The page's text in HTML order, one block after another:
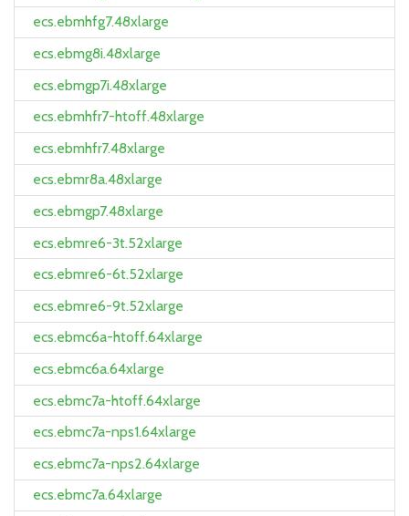
ecs.ebmhfg7.48xlarge
ecs.ebmg8i.48xlarge
ecs.ebmgp7i.48xlarge
ecs.ebmhfr7-htoff.48xlarge
ecs.ebmhfr7.48xlarge
ecs.ebmr8a.48xlarge
ecs.ebmgp7.48xlarge
ecs.ebmre6-3t.52xlarge
ecs.ebmre6-6t.52xlarge
ecs.ebmre6-9t.52xlarge
ecs.ebmc6a-htoff.64xlarge
ecs.ebmc6a.64xlarge
ecs.ebmc7a-htoff.64xlarge
ecs.ebmc7a-nps1.64xlarge
ecs.ebmc7a-nps2.64xlarge
ecs.ebmc7a.64xlarge